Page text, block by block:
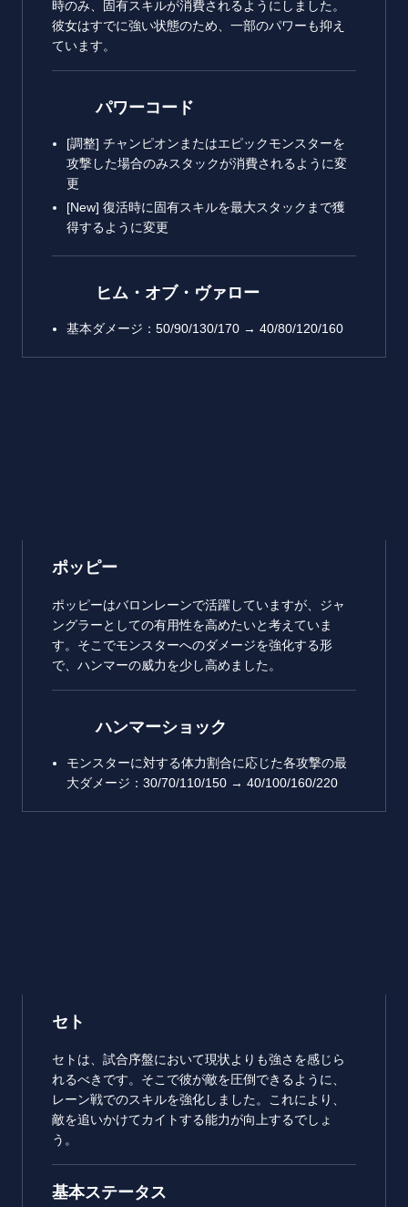
時のみ、固有スキルが消費されるようにしました。
彼女はすでに強い状態のため、一部のパワーも抑え
ています。
パワーコード
[調整] チャンピオンまたはエピックモンスターを
攻撃した場合のみスタックが消費されるように変
更
[New] 復活時に固有スキルを最大スタックまで獲
得するように変更
ヒム・オブ・ヴァロー
基本ダメージ：50/90/130/170 → 40/80/120/160
ポッピー
ポッピーはバロンレーンで活躍していますが、ジャ
ングラーとしての有用性を高めたいと考えていま
す。そこでモンスターへのダメージを強化する形
で、ハンマーの威力を少し高めました。
ハンマーショック
モンスターに対する体力割合に応じた各攻撃の最
大ダメージ：30/70/110/150 → 40/100/160/220
セト
セトは、試合序盤において現状よりも強さを感じら
れるべきです。そこで彼が敵を圧倒できるように、
レーン戦でのスキルを強化しました。これにより、
敵を追いかけてカイトする能力が向上するでしょ
う。
基本ステータス